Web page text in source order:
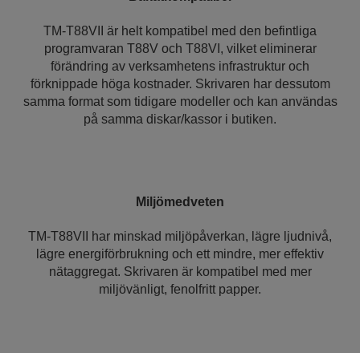
TM-T88VII är helt kompatibel med den befintliga
programvaran T88V och T88VI, vilket eliminerar
förändring av verksamhetens infrastruktur och
förknippade höga kostnader. Skrivaren har dessutom
samma format som tidigare modeller och kan användas
på samma diskar/kassor i butiken.
Miljömedveten
TM-T88VII har minskad miljöpåverkan, lägre ljudnivå,
lägre energiförbrukning och ett mindre, mer effektiv
nätaggregat. Skrivaren är kompatibel med mer
miljövänligt, fenolfritt papper.